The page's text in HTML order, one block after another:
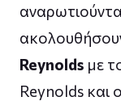
Reynolds με
Reynolds και